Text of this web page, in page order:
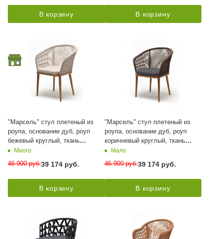
В корзину В корзину
"Марсель" стул плетеный из
роупа, основание дуб, роуп
бежевый круглый, ткань
бежевая 15052
Много
46 900руб.39 174 руб.
В корзину
"Марсель" стул плетеный из
роупа, основание дуб, роуп
коричневый круглый, ткань
темно-серая 027
Мало
46 900руб.39 174руб.
В корзину